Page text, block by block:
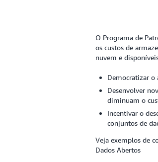
O Programa de
os custos de
nuvem e
Democratizar o
Desenvolver
diminuam o
Incentivar o
conjuntos de
Veja exemplos de
Dados Abertos